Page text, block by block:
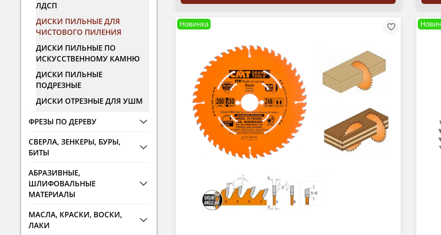
Новинка
ЛДСП
ДИСКИ ПИЛЬНЫЕ ДЛЯ
ЧИСТОВОГО ПИЛЕНИЯ
ДИСКИ ПИЛЬНЫЕ ПО
ИСКУССТВЕННОМУ КАМНЮ
ДИСКИ ПИЛЬНЫЕ
ПОДРЕЗНЫЕ
ДИСКИ ОТРЕЗНЫЕ ДЛЯ УШМ
ФРЕЗЫ ПО ДЕРЕВУ
СВЕРЛА, ЗЕНКЕРЫ, БУРЫ,
БИТЫ
АБРАЗИВНЫЕ,
ШЛИФОВАЛЬНЫЕ
МАТЕРИАЛЫ
МАСЛА, КРАСКИ, ВОСКИ,
ЛАКИ